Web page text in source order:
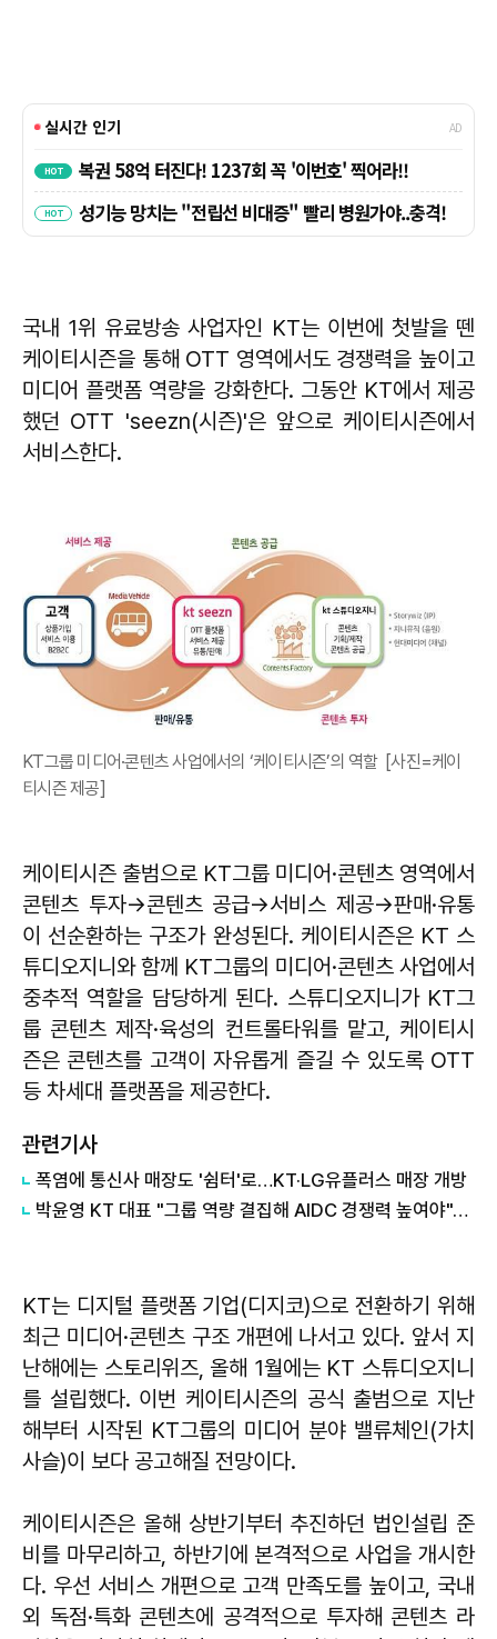
국내 1위 유료방송 사업자인 KT는 이번에 첫발을 뗀
케이티시즌을 통해 OTT 영역에서도 경쟁력을 높이고
미디어 플랫폼 역량을 강화한다. 그동안 KT에서 제공
했던 OTT 'seezn(시즌)'은 앞으로 케이티시즌에서
서비스한다.
KT그룹 미디어·콘텐츠 사업에서의 ‘케이티시즌’의 역할 [사진=케이
티시즌 제공]
케이티시즌 출범으로 KT그룹 미디어·콘텐츠 영역에서
콘텐츠 투자→콘텐츠 공급→서비스 제공→판매·유통
이 선순환하는 구조가 완성된다. 케이티시즌은 KT 스
튜디오지니와 함께 KT그룹의 미디어·콘텐츠 사업에서
중추적 역할을 담당하게 된다. 스튜디오지니가 KT그
룹 콘텐츠 제작·육성의 컨트롤타워를 맡고, 케이티시
즌은 콘텐츠를 고객이 자유롭게 즐길 수 있도록 OTT
등 차세대 플랫폼을 제공한다.
관련기사
폭염에 통신사 매장도 '쉼터'로…KT·LG유플러스 매장 개방
박윤영 KT 대표 "그룹 역량 결집해 AIDC 경쟁력 높여야"…목동 KT클라우드 방문
KT는 디지털 플랫폼 기업(디지코)으로 전환하기 위해
최근 미디어·콘텐츠 구조 개편에 나서고 있다. 앞서 지
난해에는 스토리위즈, 올해 1월에는 KT 스튜디오지니
를 설립했다. 이번 케이티시즌의 공식 출범으로 지난
해부터 시작된 KT그룹의 미디어 분야 밸류체인(가치
사슬)이 보다 공고해질 전망이다.
케이티시즌은 올해 상반기부터 추진하던 법인설립 준
비를 마무리하고, 하반기에 본격적으로 사업을 개시한
다. 우선 서비스 개편으로 고객 만족도를 높이고, 국내
외 독점·특화 콘텐츠에 공격적으로 투자해 콘텐츠 라